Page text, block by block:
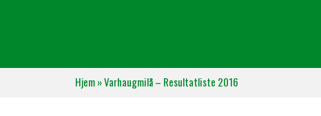
Hjem»Varhaugmilå – Resultatliste 2016